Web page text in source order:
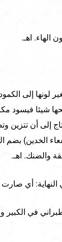
لونها إلى
شيئا فيسود
إلى أن تتزين
الخدين) بضم
والضنك. اهـ.
في